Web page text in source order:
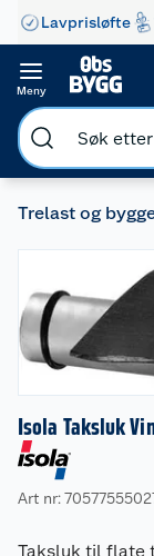
Lavprisløfte
Meny
Trelast og
Isola Taksluk
Art nr:
Taksluk til flate